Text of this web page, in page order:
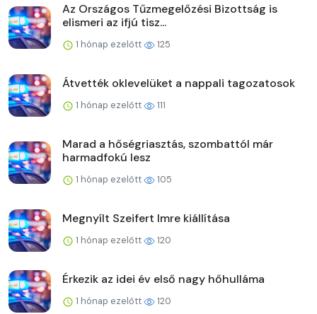
Az Országos Tűzmegelőzési Bizottság is
elismeri az ifjú tisz...
1 hónap ezelőtt 125
Átvették oklevelüket a nappali tagozatosok
1 hónap ezelőtt 111
Marad a hőségriasztás, szombattól már
harmadfokú lesz
1 hónap ezelőtt 105
Megnyílt Szeifert Imre kiállítása
1 hónap ezelőtt 120
Érkezik az idei év első nagy hőhulláma
1 hónap ezelőtt 120